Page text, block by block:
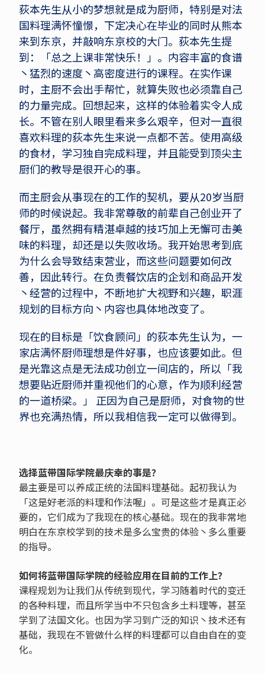
荻本先生从小的梦想就是成为厨师，特别是对法
国料理满怀憧憬，下定决心在毕业的同时从熊本
来到东京，并敲响东京校的大门。荻本先生提
到：「总之上课非常快乐！」。内容丰富的食谱
丶猛烈的速度丶高密度进行的课程。在实作课
时，主厨不会出手帮忙，就算失败也必须靠自己
的力量完成。回想起来，这样的体验着实令人成
长。不管在别人眼里看来多么艰辛，但对一直很
喜欢料理的荻本先生来说一点都不苦。使用高级
的食材，学习独自完成料理，并且能受到顶尖主
厨们的教导是很开心的事。
而主厨会从事现在的工作的契机，要从20岁当厨
师的时候说起。我非常尊敬的前辈自己创业开了
餐厅，虽然拥有精湛卓越的技巧加上无懈可击美
味的料理，却还是以失败收场。我开始思考到底
为什么会导致结束营业，而这些问题要如何改
善，因此转行。在负责餐饮店的企划和商品开发
丶经营的过程中，不断地扩大视野和兴趣，职涯
规划的目标方向丶内容也具体地改变了。
现在的目标是「饮食顾问」的荻本先生认为，一
家店满怀厨师理想是件好事，也应该要如此。但
是光靠这点是无法成功创立一间店的，所以「我
想要贴近厨师并重视他们的心意，作为顺利经营
的一道桥梁。」 正因为自己是厨师，对食物的世
界也充满热情，所以我相信我一定可以做得到。
选择蓝带国际学院最庆幸的事是？
最主要是可以养成正统的法国料理基础。起初我认为
「这是好老派的料理和作法喔」。可是这些才是真正必
要的，它们成为了我现在的核心基础。现在的我非常地
明白在东京校学到的技术是多么宝贵的体验丶多么重要
的指导。
如何将蓝带国际学院的经验应用在目前的工作上？
课程规划为让我们从传统到现代，学习随着时代的变迁
的各种料理，而且所学当中不只包含乡土料理等，甚至
学到了法国文化。也因为学习到广泛的知识丶技术还有
基础，我现在不管做什么样的料理都可以自由自在的变
化。